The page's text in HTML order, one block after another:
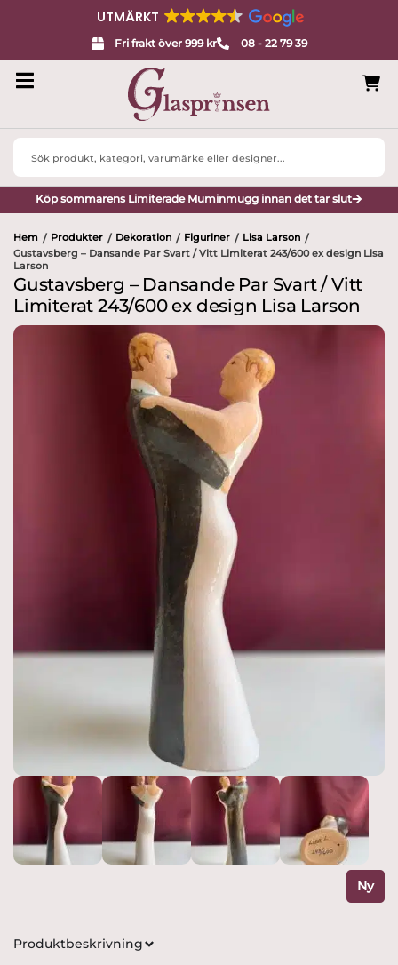
UTMÄRKT
Fri frakt över 999 kr 08 - 22 79 39
Search
Köp sommarens Limiterade Muminmugg innan det tar slut
Hem / Produkter / Dekoration / Figuriner / Lisa Larson /
Gustavsberg – Dansande Par Svart / Vitt Limiterat 243/600 ex design Lisa
Larson
Gustavsberg – Dansande Par Svart / Vitt
Limiterat 243/600 ex design Lisa Larson
Ny
Produktbeskrivning